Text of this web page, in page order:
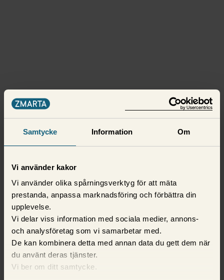
Samtycke Information Om
Vi använder kakor
Vi använder olika spårningsverktyg för att mäta
prestanda, anpassa marknadsföring och förbättra din
upplevelse.
Vi delar viss information med sociala medier, annons-
och analysföretag som vi samarbetar med.
De kan kombinera detta med annan data du gett dem när
du använt deras tjänster.
Vi ber om ditt samtycke.